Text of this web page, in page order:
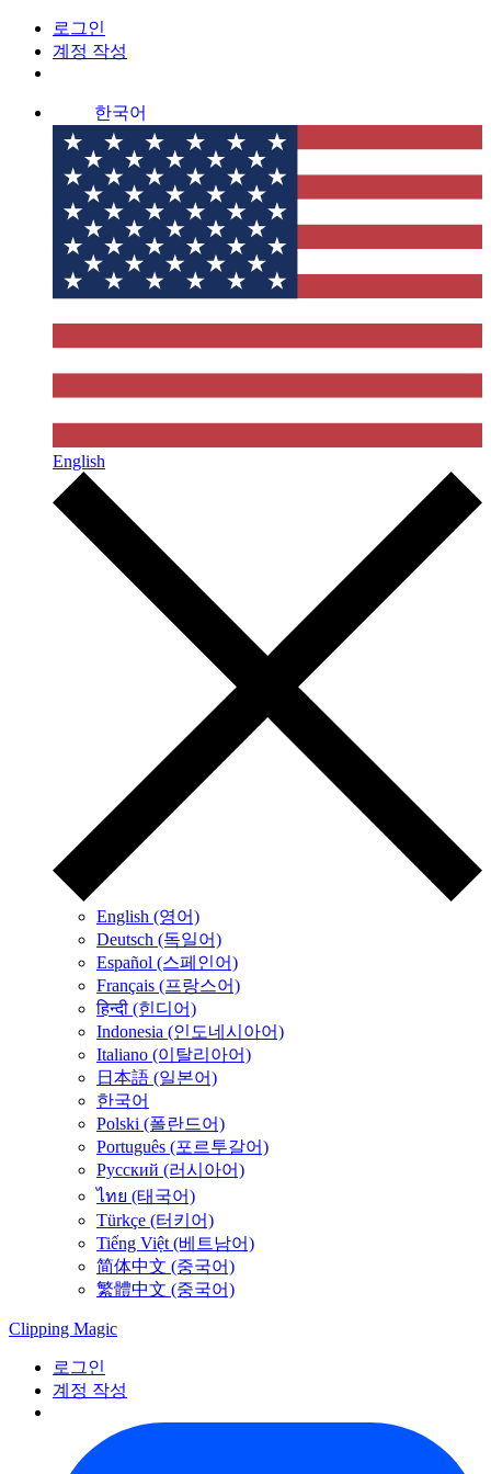
로그인
계정 작성
한국어
English
English (영어)
Deutsch (독일어)
Español (스페인어)
Français (프랑스어)
हिन्दी (힌디어)
Indonesia (인도네시아어)
Italiano (이탈리아어)
日本語 (일본어)
한국어
Polski (폴란드어)
Português (포르투갈어)
Русский (러시아어)
ไทย (태국어)
Türkçe (터키어)
Tiếng Việt (베트남어)
简体中文 (중국어)
繁體中文 (중국어)
Clipping Magic
로그인
계정 작성